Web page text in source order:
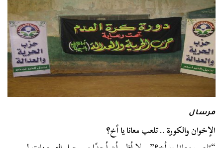
مرسال
الإخوان والكورة .. تلعب معانا يا أخ؟